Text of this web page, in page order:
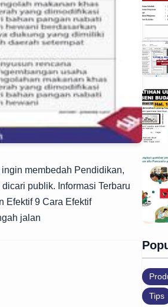
membedah Pendidikan,
publik. Informasi Terbaru
Efektif 9 Cara Efektif
jalan
Tips